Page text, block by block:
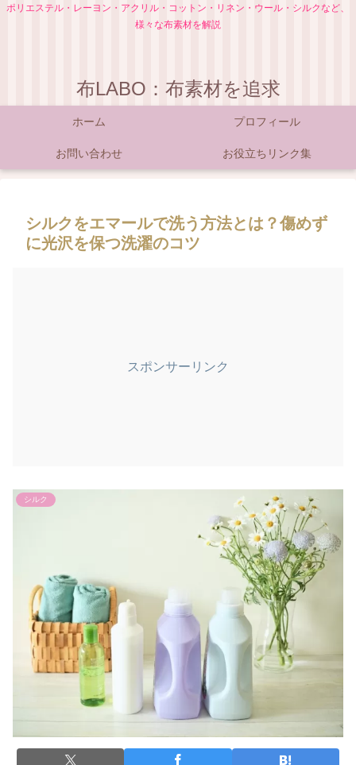
ポリエステル・レーヨン・アクリル・コットン・リネン・ウール・シルクなど、
様々な布素材を解説
布LABO：布素材を追求
ホーム プロフィール
お問い合わせ お役立ちリンク集
シルクをエマールで洗う方法とは？傷めず
に光沢を保つ洗濯のコツ
スポンサーリンク
シルク